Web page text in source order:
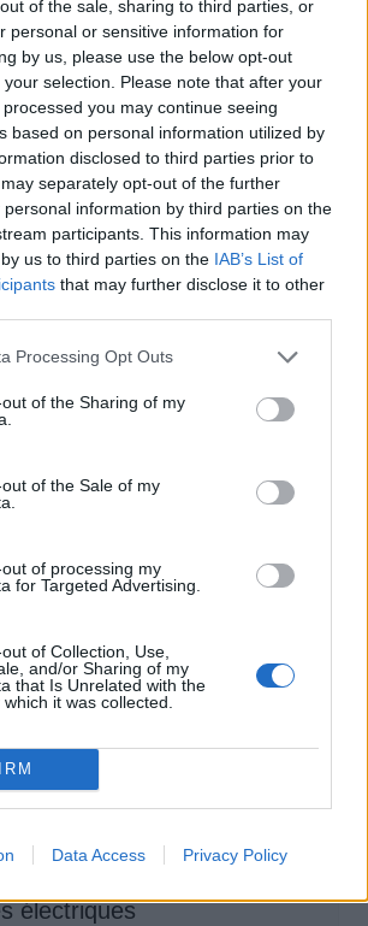
of the sale, sharing to third parties, or
personal or sensitive information for
by us, please use the below opt-out
selection. Please note that after your
you may continue seeing
based on personal information utilized by
disclosed to third parties prior to
separately opt-out of the further
information by third parties on the
participants. This information may
us to third parties on the IAB’s List of
that may further disclose it to other
Processing Opt Outs
of the Sharing of my
of the Sale of my
of processing my
for Targeted Advertising.
of Collection, Use,
and/or Sharing of my
that Is Unrelated with the
it was collected.
Data Access Privacy Policy
européenne
électriques